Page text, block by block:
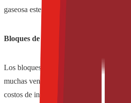
gaseosa esterilizante.
Bloques de máquina modernos
Los bloques de estiradora-sopladora y
muchas ventajas en comparación con el
costos de inversión se reducen en un 5